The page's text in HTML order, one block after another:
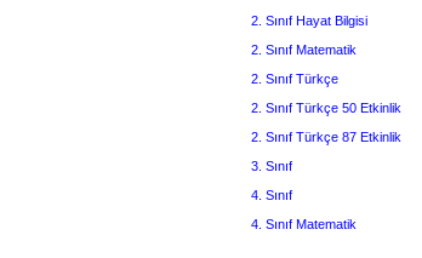
2. Sınıf Hayat Bilgisi
2. Sınıf Matematik
2. Sınıf Türkçe
2. Sınıf Türkçe 50 Etkinlik
2. Sınıf Türkçe 87 Etkinlik
3. Sınıf
4. Sınıf
4. Sınıf Matematik